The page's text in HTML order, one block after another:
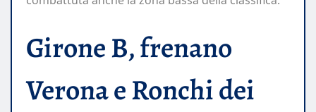
Girone B, frenano
Verona e Ronchi dei